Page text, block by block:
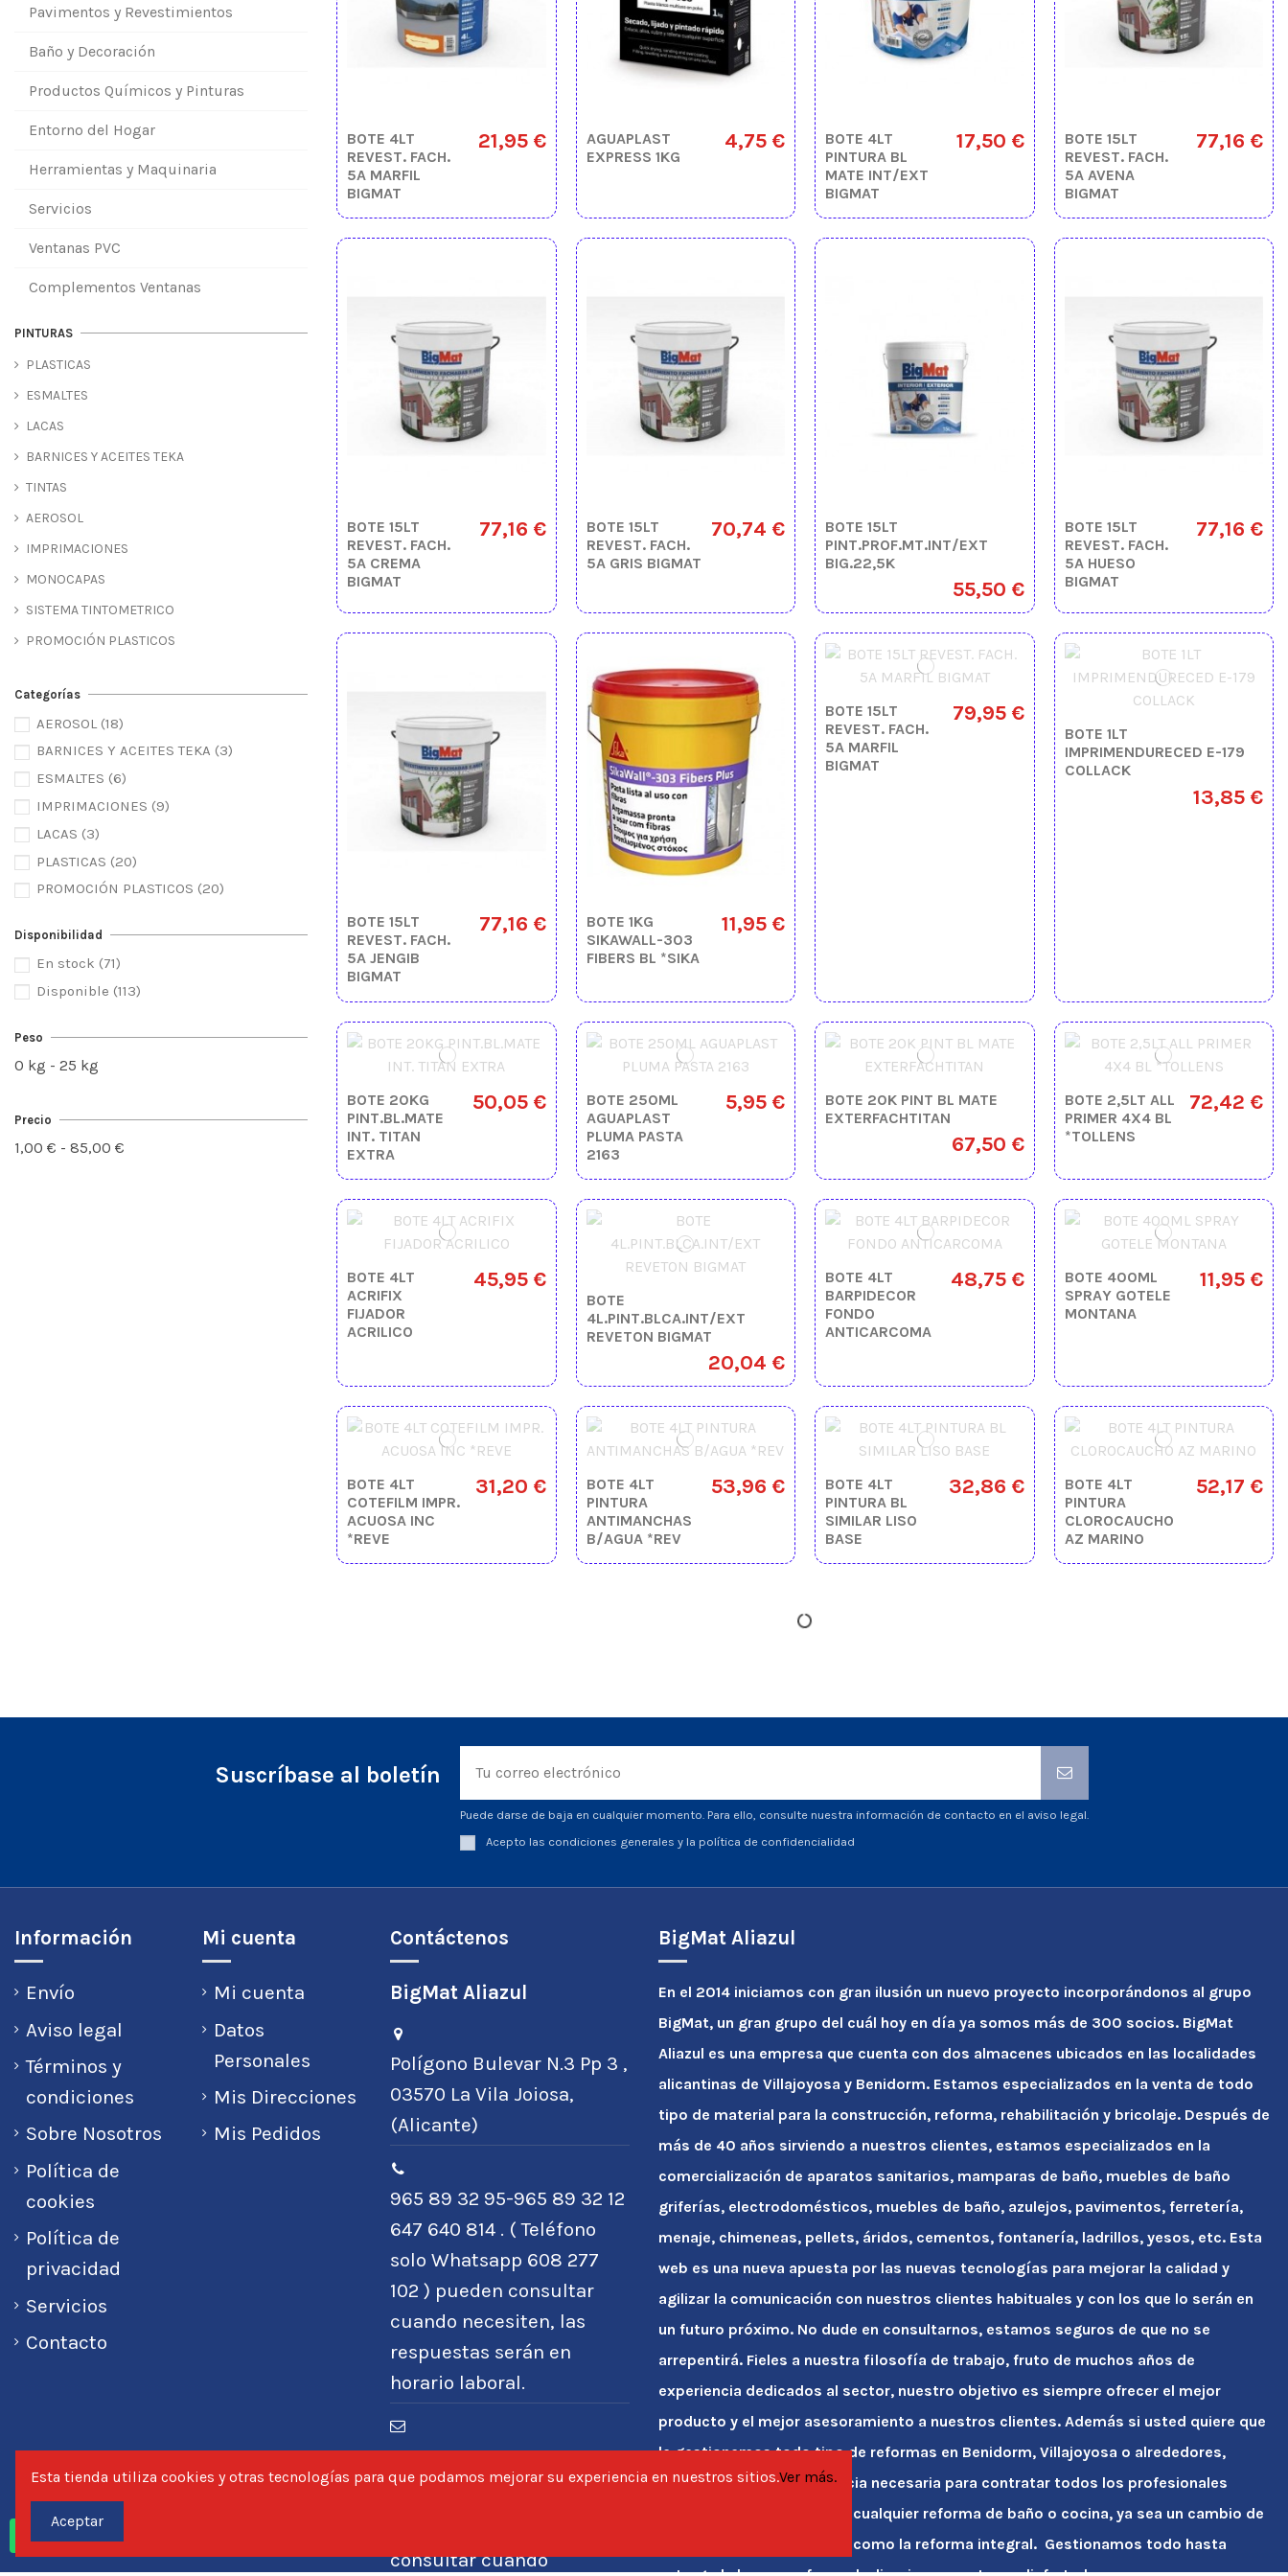
BOTE 4LT
REVEST. FACH.
5A MARFIL
BIGMAT
21,95 €
AGUAPLAST
EXPRESS 1KG
4,75 €
BOTE 4LT
PINTURA BL
MATE INT/EXT
BIGMAT
17,50 €
BOTE 15LT
REVEST. FACH.
5A AVENA
BIGMAT
77,16 €
BOTE 15LT
REVEST. FACH.
5A CREMA
BIGMAT
77,16 €
BOTE 15LT
REVEST. FACH.
5A GRIS BIGMAT
70,74 €
BOTE 15LT
PINT.PROF.MT.INT/EXT
BIG.22,5K
55,50 €
BOTE 15LT
REVEST. FACH.
5A HUESO
BIGMAT
77,16 €
BOTE 15LT
REVEST. FACH.
5A JENGIB
BIGMAT
77,16 €
BOTE 1KG
SIKAWALL-303
FIBERS BL *SIKA
11,95 €
BOTE 15LT
REVEST. FACH.
5A MARFIL
BIGMAT
79,95 €
BOTE 1LT
IMPRIMENDURECED E-179
COLLACK
13,85 €
BOTE 20KG
PINT.BL.MATE
INT. TITAN
EXTRA
50,05 €
BOTE 250ML
AGUAPLAST
PLUMA PASTA
2163
5,95 €
BOTE 20K PINT BL MATE
EXTERFACHTITAN
67,50 €
BOTE 2,5LT ALL
PRIMER 4X4 BL
*TOLLENS
72,42 €
BOTE 4LT
ACRIFIX
FIJADOR
ACRILICO
45,95 €
BOTE
4L.PINT.BLCA.INT/EXT
REVETON BIGMAT
20,04 €
BOTE 4LT
BARPIDECOR
FONDO
ANTICARCOMA
48,75 €
BOTE 400ML
SPRAY GOTELE
MONTANA
11,95 €
BOTE 4LT
COTEFILM IMPR.
ACUOSA INC
*REVE
31,20 €
BOTE 4LT
PINTURA
ANTIMANCHAS
B/AGUA *REV
53,96 €
BOTE 4LT
PINTURA BL
SIMILAR LISO
BASE
32,86 €
BOTE 4LT
PINTURA
CLOROCAUCHO
AZ MARINO
52,17 €
Pavimentos y Revestimientos
Baño y Decoración
Productos Químicos y Pinturas
Entorno del Hogar
Herramientas y Maquinaria
Servicios
Ventanas PVC
Complementos Ventanas
PINTURAS
PLASTICAS
ESMALTES
LACAS
BARNICES Y ACEITES TEKA
TINTAS
AEROSOL
IMPRIMACIONES
MONOCAPAS
SISTEMA TINTOMETRICO
PROMOCIÓN PLASTICOS
Categorías
AEROSOL (18)
BARNICES Y ACEITES TEKA (3)
ESMALTES (6)
IMPRIMACIONES (9)
LACAS (3)
PLASTICAS (20)
PROMOCIÓN PLASTICOS (20)
Disponibilidad
En stock (71)
Disponible (113)
Peso
0 kg - 25 kg
Precio
1,00 € - 85,00 €
Suscríbase al boletín
Puede darse de baja en cualquier momento. Para ello, consulte nuestra información de contacto en el aviso legal.
Acepto las condiciones generales y la política de confidencialidad
Información
Envío
Aviso legal
Términos y
condiciones
Sobre Nosotros
Política de
cookies
Política de
privacidad
Servicios
Contacto
Mi cuenta
Mi cuenta
Datos
Personales
Mis Direcciones
Mis Pedidos
Contáctenos
BigMat Aliazul
Polígono Bulevar N.3 Pp 3 ,
03570 La Vila Joiosa,
(Alicante)
965 89 32 95-965 89 32 12
647 640 814 . ( Teléfono
solo Whatsapp 608 277
102 ) pueden consultar
cuando necesiten, las
respuestas serán en
horario laboral.
pedidos@bigmataliazul.es
consultar cuando
BigMat Aliazul
En el 2014 iniciamos con gran ilusión un nuevo proyecto incorporándonos al grupo
BigMat, un gran grupo del cuál hoy en día ya somos más de 300 socios. BigMat
Aliazul es una empresa que cuenta con dos almacenes ubicados en las localidades
alicantinas de Villajoyosa y Benidorm. Estamos especializados en la venta de todo
tipo de material para la construcción, reforma, rehabilitación y bricolaje. Después de
más de 40 años sirviendo a nuestros clientes, estamos especializados en la
comercialización de aparatos sanitarios, mamparas de baño, muebles de baño
griferías, electrodomésticos, muebles de baño, azulejos, pavimentos, ferretería,
menaje, chimeneas, pellets, áridos, cementos, fontanería, ladrillos, yesos, etc. Esta
web es una nueva apuesta por las nuevas tecnologías para mejorar la calidad y
agilizar la comunicación con nuestros clientes habituales y con los que lo serán en
un futuro próximo. No dude en consultarnos, estamos seguros de que no se
arrepentirá. Fieles a nuestra filosofía de trabajo, fruto de muchos años de
experiencia dedicados al sector, nuestro objetivo es siempre ofrecer el mejor
producto y el mejor asesoramiento a nuestros clientes. Además si usted quiere que
le gestionemos todo tipo de reformas en Benidorm, Villajoyosa o alrededores,
contamos con la experiencia necesaria para contratar todos los profesionales
necesarios para acometer cualquier reforma de baño o cocina, ya sea un cambio de
bañera por plato de ducha como la reforma integral. Gestionamos todo hasta
Esta tienda utiliza cookies y otras tecnologías para que podamos mejorar su experiencia en nuestros sitios.Ver más.
Aceptar